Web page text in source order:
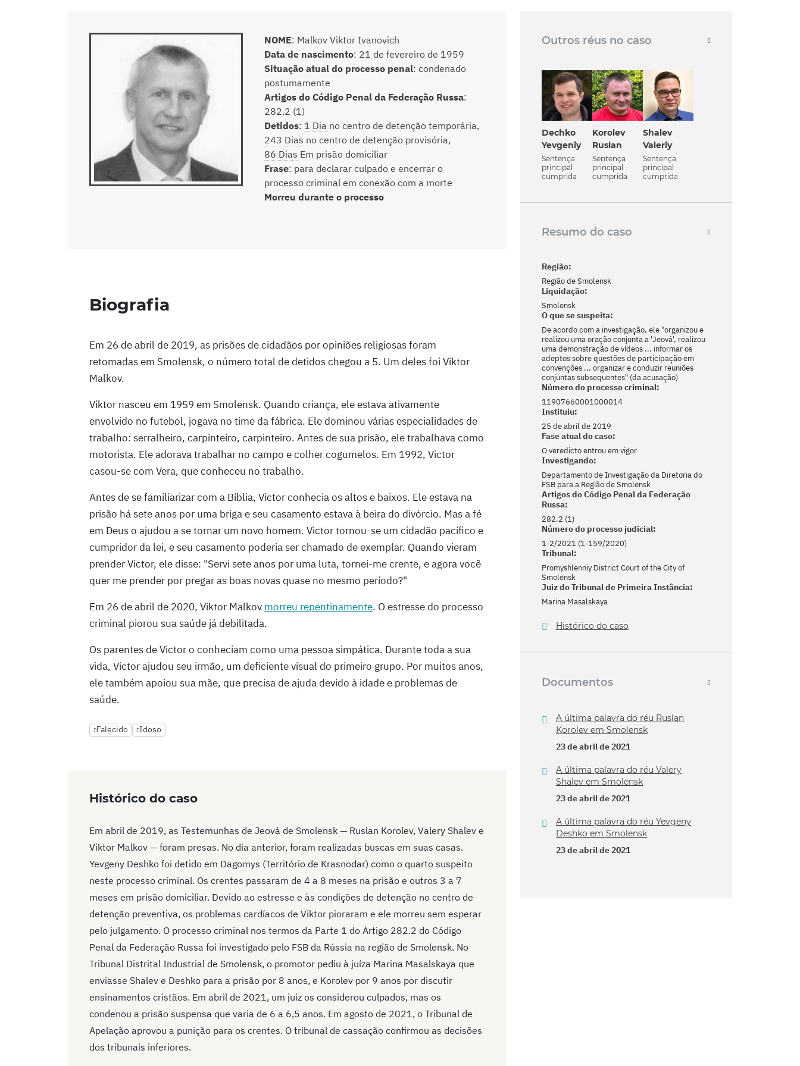
NOME: Malkov Viktor Ivanovich
Data de nascimento: 21 de fevereiro de 1959
Situação atual do processo penal:condenado
postumamente
Artigos do Código Penal da Federação Russa:
282.2 (1)
Detidos: 1 Dia no centro de detenção temporária,
243 Dias no centro de detenção provisória,
86 Dias Em prisão domiciliar
Frase: para declarar culpado e encerrar o
processo criminal em conexão com a morte
Morreu durante o processo
Biografia
Em 26 de abril de 2019, as prisões de cidadãos por opiniões religiosas foram
retomadas em Smolensk, o número total de detidos chegou a 5. Um deles foi Viktor
Malkov.
Viktor nasceu em 1959 em Smolensk. Quando criança, ele estava ativamente
envolvido no futebol, jogava no time da fábrica. Ele dominou várias especialidades de
trabalho: serralheiro, carpinteiro, carpinteiro. Antes de sua prisão, ele trabalhava como
motorista. Ele adorava trabalhar no campo e colher cogumelos. Em 1992, Victor
casou-se com Vera, que conheceu no trabalho.
Antes de se familiarizar com a Bíblia, Victor conhecia os altos e baixos. Ele estava na
prisão há sete anos por uma briga e seu casamento estava à beira do divórcio. Mas a fé
em Deus o ajudou a se tornar um novo homem. Victor tornou-se um cidadão pacífico e
cumpridor da lei, e seu casamento poderia ser chamado de exemplar. Quando vieram
prender Victor, ele disse: "Servi sete anos por uma luta, tornei-me crente, e agora você
quer me prender por pregar as boas novas quase no mesmo período?"
Em 26 de abril de 2020, Viktor Malkov morreu repentinamente. O estresse do processo
criminal piorou sua saúde já debilitada.
Os parentes de Victor o conheciam como uma pessoa simpática. Durante toda a sua
vida, Victor ajudou seu irmão, um deficiente visual do primeiro grupo. Por muitos anos,
ele também apoiou sua mãe, que precisa de ajuda devido à idade e problemas de
saúde.
Falecido Idoso
Histórico do caso
Em abril de 2019, as Testemunhas de Jeová de Smolensk — Ruslan Korolev, Valery Shalev e
Viktor Malkov — foram presas. No dia anterior, foram realizadas buscas em suas casas.
Yevgeny Deshko foi detido em Dagomys (Território de Krasnodar) como o quarto suspeito
neste processo criminal. Os crentes passaram de 4 a 8 meses na prisão e outros 3 a 7
meses em prisão domiciliar. Devido ao estresse e às condições de detenção no centro de
detenção preventiva, os problemas cardíacos de Viktor pioraram e ele morreu sem esperar
pelo julgamento. O processo criminal nos termos da Parte 1 do Artigo 282.2 do Código
Penal da Federação Russa foi investigado pelo FSB da Rússia na região de Smolensk. No
Tribunal Distrital Industrial de Smolensk, o promotor pediu à juíza Marina Masalskaya que
enviasse Shalev e Deshko para a prisão por 8 anos, e Korolev por 9 anos por discutir
ensinamentos cristãos. Em abril de 2021, um juiz os considerou culpados, mas os
condenou a prisão suspensa que varia de 6 a 6,5 anos. Em agosto de 2021, o Tribunal de
Apelação aprovou a punição para os crentes. O tribunal de cassação confirmou as decisões
dos tribunais inferiores.
Outros réus no caso
Dechko
Yevgeniy
Sentença
principal
cumprida
Korolev
Ruslan
Sentença
principal
cumprida
Shalev
Valeriy
Sentença
principal
cumprida
Resumo do caso
Região:
Região de Smolensk
Liquidação:
Smolensk
O que se suspeita:
De acordo com a investigação, ele "organizou e
realizou uma oração conjunta a 'Jeová', realizou
uma demonstração de vídeos ... informar os
adeptos sobre questões de participação em
convenções ... organizar e conduzir reuniões
conjuntas subsequentes" (da acusação)
Número do processo criminal:
11907660001000014
Instituiu:
25 de abril de 2019
Fase atual do caso:
O veredicto entrou em vigor
Investigando:
Departamento de Investigação da Diretoria do
FSB para a Região de Smolensk
Artigos do Código Penal da Federação
Russa:
282.2 (1)
Número do processo judicial:
1-2/2021 (1-159/2020)
Tribunal:
Promyshlenniy District Court of the City of
Smolensk
Juiz do Tribunal de Primeira Instância:
Marina Masalskaya
Histórico do caso
Documentos
A última palavra do réu Ruslan
Korolev em Smolensk
23 de abril de 2021
A última palavra do réu Valery
Shalev em Smolensk
23 de abril de 2021
A última palavra do réu Yevgeny
Deshko em Smolensk
23 de abril de 2021